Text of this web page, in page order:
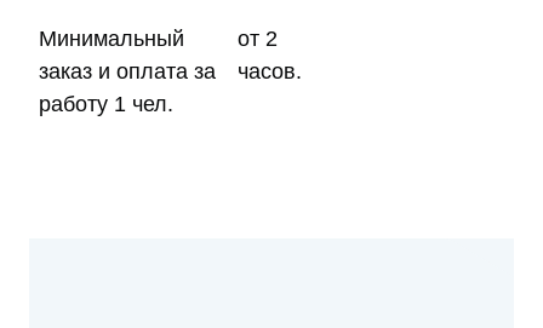
Минимальный
заказ и оплата за
работу 1 чел.
от 2
часов.